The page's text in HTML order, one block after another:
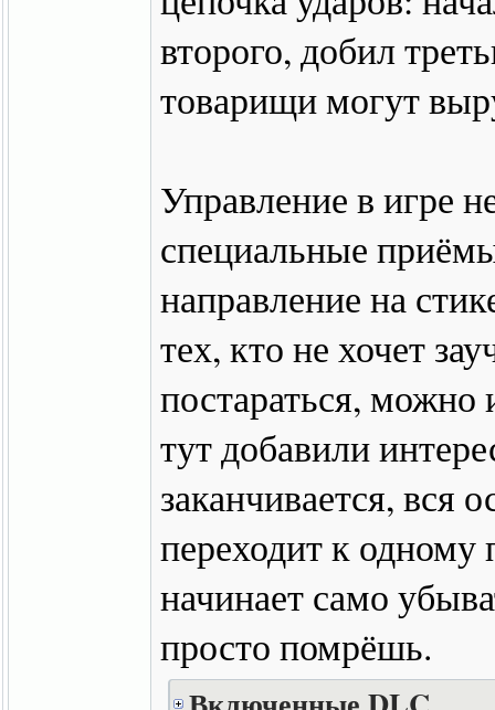
второго, добил
товарищи могут
Управление в игре
специальные
направление на
тех, кто не хочет
постараться, можно
тут добавили
заканчивается, вся
переходит к одному
начинает само
просто помрёшь.